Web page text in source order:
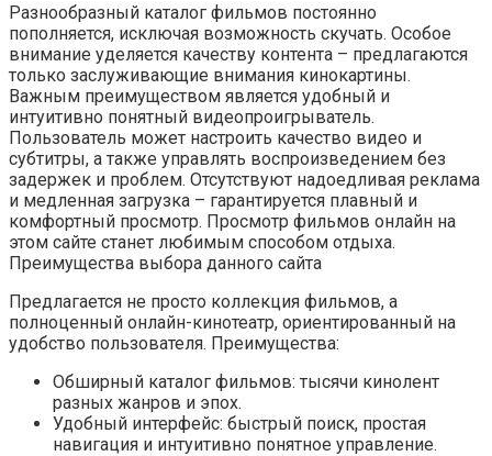
Разнообразный каталог фильмов постоянно
пополняется, исключая возможность скучать. Особое
внимание уделяется качеству контента – предлагаются
только заслуживающие внимания кинокартины.
Важным преимуществом является удобный и
интуитивно понятный видеопроигрыватель.
Пользователь может настроить качество видео и
субтитры, а также управлять воспроизведением без
задержек и проблем. Отсутствуют надоедливая реклама
и медленная загрузка – гарантируется плавный и
комфортный просмотр. Просмотр фильмов онлайн на
этом сайте станет любимым способом отдыха.
Преимущества выбора данного сайта
Предлагается не просто коллекция фильмов, а
полноценный онлайн-кинотеатр, ориентированный на
удобство пользователя. Преимущества:
Обширный каталог фильмов: тысячи кинолент
разных жанров и эпох.
Удобный интерфейс: быстрый поиск, простая
навигация и интуитивно понятное управление.